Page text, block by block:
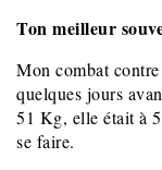
Ton meilleur
Mon combat
quelques jours
51 Kg, elle était à
se faire.